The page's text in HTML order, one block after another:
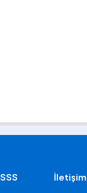
SSS İletişim